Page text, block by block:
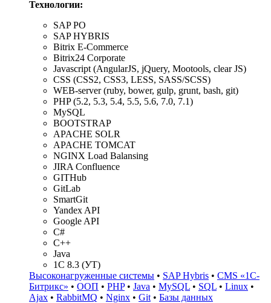
Технологии:
SAP PO
SAP HYBRIS
Bitrix E-Commerce
Bitrix24 Corporate
Javascript (AngularJS, jQuery, Mootools, clear JS)
CSS (CSS2, CSS3, LESS, SASS/SCSS)
WEB-server (ruby, bower, gulp, grunt, bash, git)
PHP (5.2, 5.3, 5.4, 5.5, 5.6, 7.0, 7.1)
MySQL
BOOTSTRAP
APACHE SOLR
APACHE TOMCAT
NGINX Load Balansing
JIRA Confluence
GITHub
GitLab
SmartGit
Yandex API
Google API
С#
C++
Java
1C 8.3 (УТ)
Высоконагруженные системы • SAP Hybris • CMS «1С-
Битрикс» • ООП • PHP• Java • MySQL • SQL • Linux •
Ajax • RabbitMQ • Nginx • Git • Базы данных